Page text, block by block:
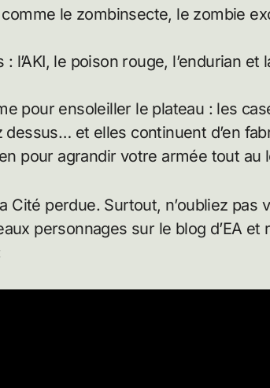
le zombinsecte, le zombie
l’AKI, le poison rouge, l’endurian
pour ensoleiller le plateau : les
et elles continuent d’en
pour agrandir votre armée tout au
Cité perdue. Surtout, n’oubliez
personnages sur le blog d’EA